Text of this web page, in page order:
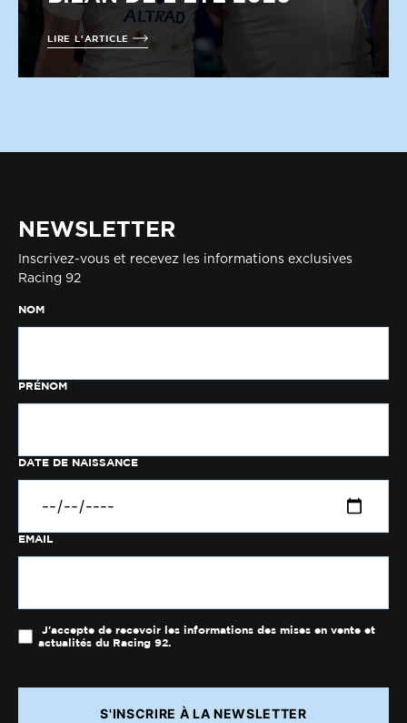
LIRE L'ARTICLE
NEWSLETTER
Inscrivez-vous et recevez les informations exclusives
Racing 92
NOM
PRÉNOM
DATE DE NAISSANCE
EMAIL
J'accepte de recevoir les informations des mises en vente et
actualités du Racing 92.
S'INSCRIRE À LA NEWSLETTER